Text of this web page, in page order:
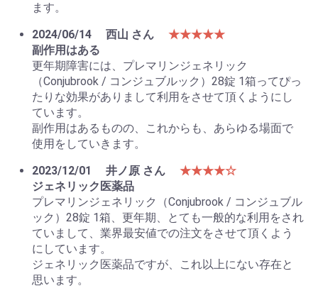
ます。
2024/06/14
西山 さん
★★★★★
副作用はある
更年期障害には、プレマリンジェネリック
（Conjubrook / コンジュブルック）28錠 1箱ってぴっ
たりな効果がありまして利用をさせて頂くようにし
ています。
副作用はあるものの、これからも、あらゆる場面で
使用をしていきます。
2023/12/01
井ノ原 さん
★★★★☆
ジェネリック医薬品
プレマリンジェネリック（Conjubrook / コンジュブル
ック）28錠 1箱、更年期、とても一般的な利用をされ
ていまして、業界最安値での注文をさせて頂くよう
にしています。
ジェネリック医薬品ですが、これ以上にない存在と
思います。